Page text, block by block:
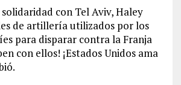
con Tel Aviv, Haley
de artillería utilizados por los
para disparar contra la Franja
con ellos! ¡Estados Unidos ama